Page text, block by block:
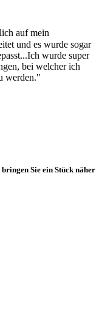
auf mein
und es wurde sogar
wurde super
bei welcher ich
werden."
Sie ein Stück näher